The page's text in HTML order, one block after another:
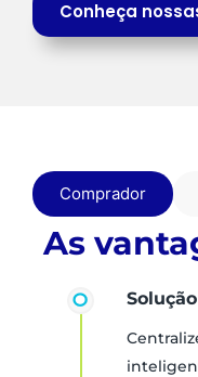
Conheça
Comprador
As